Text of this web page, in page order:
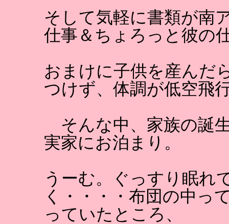
そして気軽に書類が南
仕事＆ちょろっと彼の
おまけに子供を産んだ
つけず、体調が低空飛
そんな中、家族の誕
実家にお泊まり。
うーむ。ぐっすり眠れ
く・・・・布団の中っ
っていたところ、